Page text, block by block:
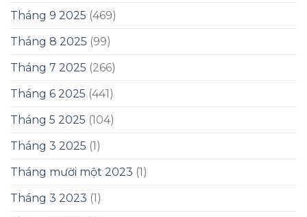
Tháng 9 2025 (469)
Tháng 8 2025 (99)
Tháng 7 2025 (266)
Tháng 6 2025 (441)
Tháng 5 2025 (104)
Tháng 3 2025 (1)
Tháng mười một 2023 (1)
Tháng 3 2023 (1)